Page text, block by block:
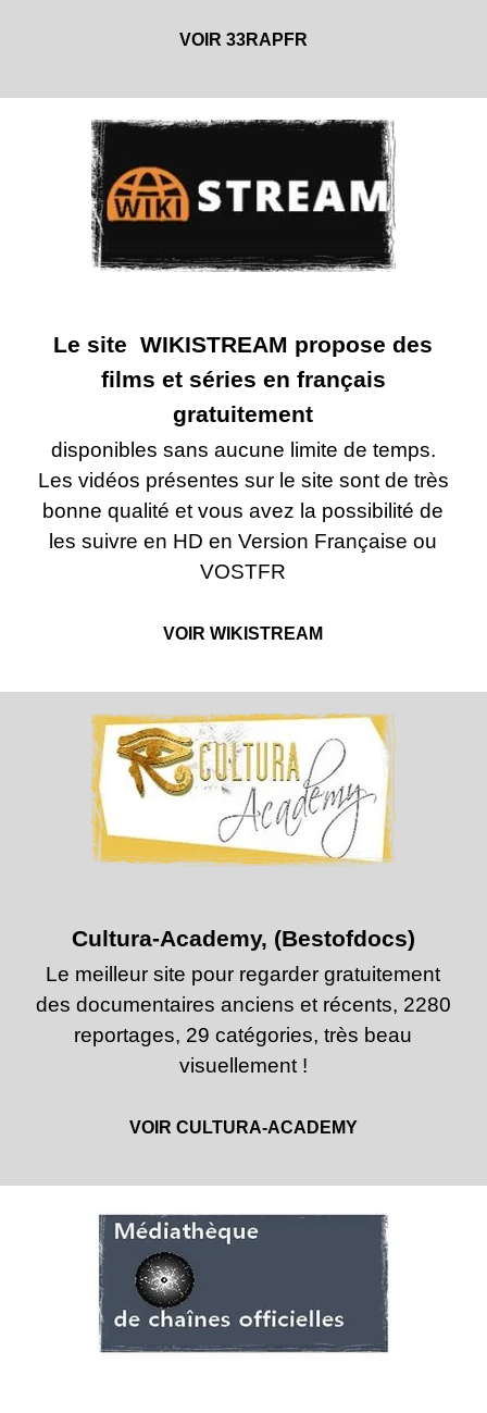
VOIR 33RAPFR
Le site WIKISTREAM propose des
films et séries en français
gratuitement
disponibles sans aucune limite de temps.
Les vidéos présentes sur le site sont de très
bonne qualité et vous avez la possibilité de
les suivre en HD en Version Française ou
VOSTFR
VOIR WIKISTREAM
Cultura-Academy, (Bestofdocs)
Le meilleur site pour regarder gratuitement
des documentaires anciens et récents, 2280
reportages, 29 catégories, très beau
visuellement !
VOIR CULTURA-ACADEMY